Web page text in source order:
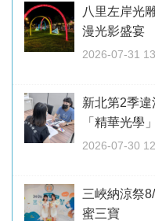
八里左岸光
漫光影盛宴
2026-07-31
新北第2季
「精華光學
2026-07-30
三峽納涼祭
蜜三寶